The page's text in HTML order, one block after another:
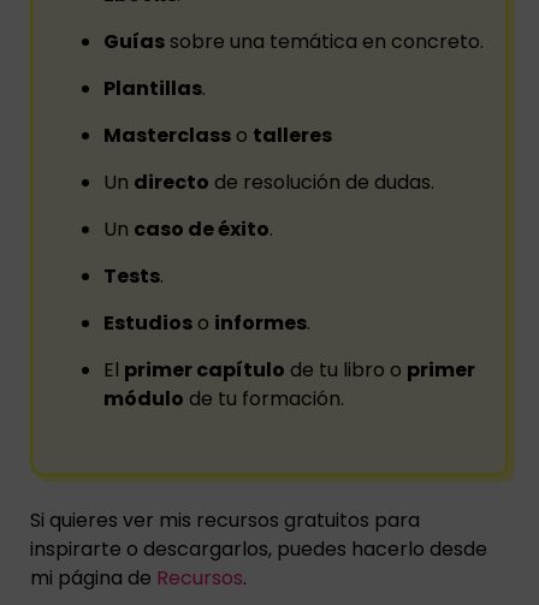
Guíassobre una temática en concreto.
Plantillas.
Masterclass o talleres
Un directo de resolución de dudas.
Un caso de éxito.
Tests.
Estudios o informes.
El primer capítulo de tu libro o primer
módulo de tu formación.
Si quieres ver mis recursos gratuitos para
inspirarte o descargarlos, puedes hacerlo desde
mi página de Recursos.